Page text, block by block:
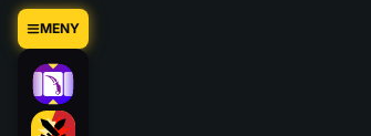
MENY